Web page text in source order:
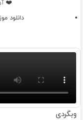
❤️
دانلود
وبگردی